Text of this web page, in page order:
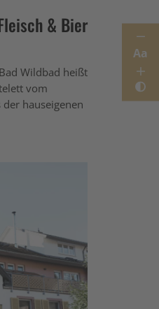
Aa
& Bier
Wildbad heißt
vom
hauseigenen